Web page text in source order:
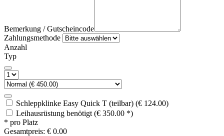
Bemerkung / Gutscheincode
Zahlungsmethode
Anzahl
Typ
Schleppklinke Easy Quick T (teilbar) (€ 124.00)
Leihausrüstung benötigt (€ 350.00 *)
* pro Platz
Gesamtpreis: € 0.00